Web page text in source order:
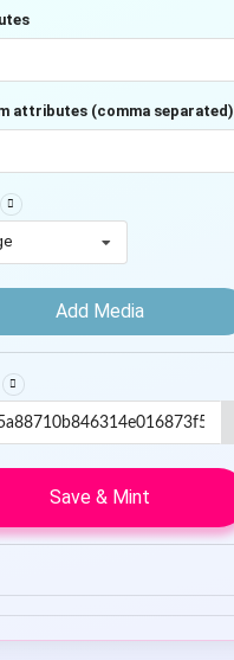
attributes (comma separated)
Add Media
Save & Mint